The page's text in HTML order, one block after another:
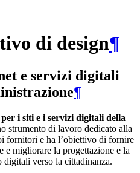
di design¶
e servizi digitali
¶
i siti e i servizi digitali della
strumento di lavoro dedicato alla
fornitori e ha l’obiettivo di fornire
e migliorare la progettazione e la
verso la cittadinanza.